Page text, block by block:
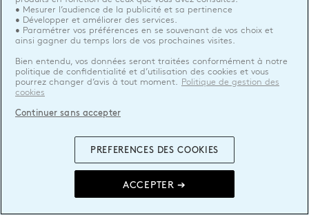
• Mesurer l’audience de la publicité et sa pertinence
• Développer et améliorer des services.
• Paramétrer vos préférences en se souvenant de vos choix et
ainsi gagner du temps lors de vos prochaines visites.
Bien entendu, vos données seront traitées conformément à notre
politique de confidentialité et d’utilisation des cookies et vous
pourrez changer d’avis à tout moment.
Politique de gestion des
cookies
ACCEPTER ➔
PREFERENCES DES COOKIES
Continuer sans accepter